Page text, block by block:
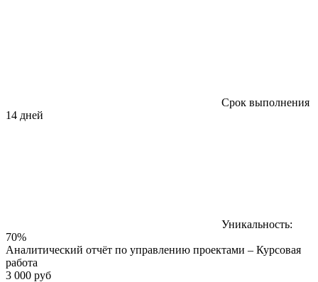
Срок выполнения
14 дней
Уникальность:
70%
Аналитический отчёт по управлению проектами – Курсовая
работа
3 000 руб